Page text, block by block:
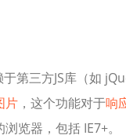
第三方JS库（如
片 ，这个功能对于响
览器，包括 IE7+。